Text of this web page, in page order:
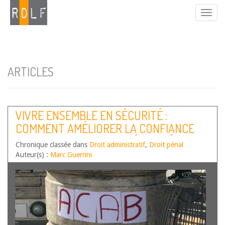
ARTICLES
VIVRE ENSEMBLE EN SÉCURITÉ :
COMMENT AMÉLIORER LA CONFIANCE
ENTRE LES FORCES DE SÉCURITÉ
INTÉRIEURE ET LA POPULATION ?
Chronique classée dans Droit administratif, Droit pénal
Auteur(s) : Marc Guerrini